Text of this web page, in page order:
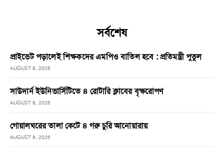
সর্বশেষ
প্রাইভেট পড়ালেই শিক্ষকদের এমপিও বাতিল হবে : প্রতিমন্ত্রী পুতুল
AUGUST 8, 2026
সাউদার্ন ইউনিভার্সিটিতে ৪ রোটারি ক্লাবের বৃক্ষরোপণ
AUGUST 8, 2026
গোয়ালঘরের তালা কেটে ৪ গরু চুরি আনোয়ারায়
AUGUST 8, 2026